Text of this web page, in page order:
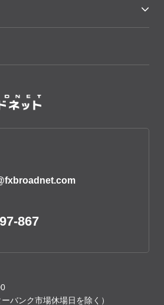
867
バンク市場休場日を除く）